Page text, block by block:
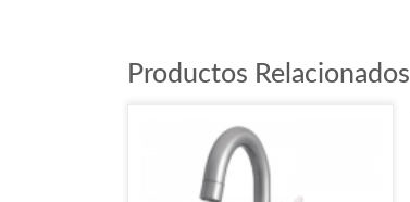
Productos Relacionados